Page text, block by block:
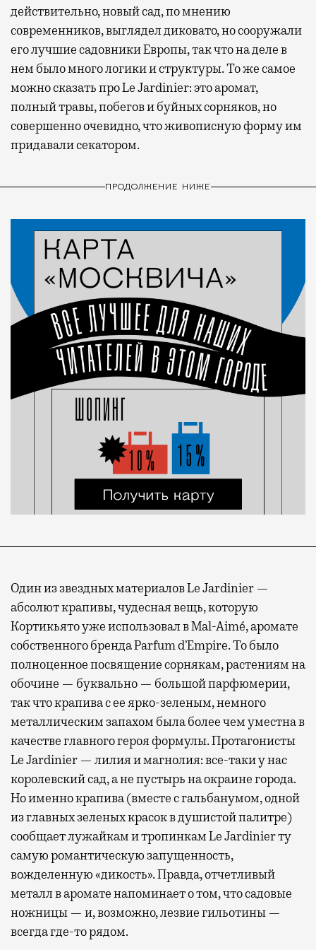
действительно, новый сад, по мнению
современников, выглядел диковато, но сооружали
его лучшие садовники Европы, так что на деле в
нем было много логики и структуры. То же самое
можно сказать про Le Jardinier: это аромат,
полный травы, побегов и буйных сорняков, но
совершенно очевидно, что живописную форму им
придавали секатором.
ПРОДОЛЖЕНИЕ НИЖЕ
Один из звездных материалов Le Jardinier —
абсолют крапивы, чудесная вещь, которую
Кортикьято уже использовал в Mal-Aimé, аромате
собственного бренда Parfum d’Empire. То было
полноценное посвящение сорнякам, растениям на
обочине — буквально — большой парфюмерии,
так что крапива с ее ярко-зеленым, немного
металлическим запахом была более чем уместна в
качестве главного героя формулы. Протагонисты
Le Jardinier — лилия и магнолия: все-таки у нас
королевский сад, а не пустырь на окраине города.
Но именно крапива (вместе с гальбанумом, одной
из главных зеленых красок в душистой палитре)
сообщает лужайкам и тропинкам Le Jardinier ту
самую романтическую запущенность,
вожделенную «дикость». Правда, отчетливый
металл в аромате напоминает о том, что садовые
ножницы — и, возможно, лезвие гильотины —
всегда где-то рядом.